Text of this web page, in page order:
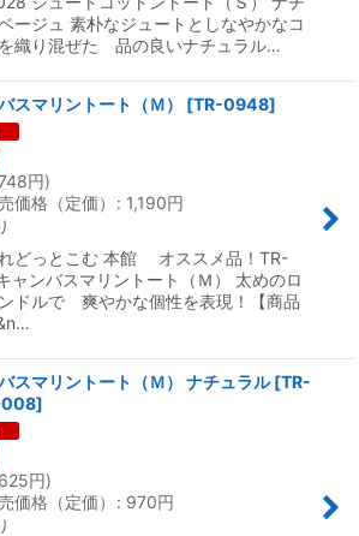
ージュ 素朴なジュートとしなやかなコ
織り混ぜた 品の良いナチュラル…
スマリントート（Ｍ） [TR-0948]
円)
価格（定価）
: 1,190円
どっとこむ 本館 オススメ品！TR-
ャンバスマリントート（Ｍ） 太めのロ
ドルで 爽やかな個性を表現！【商品
スマリントート（Ｍ） ナチュラル [TR-
]
625円)
価格（定価）
: 970円